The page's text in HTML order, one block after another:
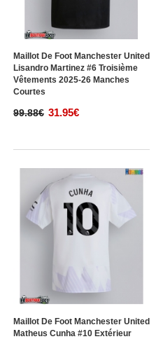
Maillot De Foot Manchester United
Lisandro Martinez #6 Troisième
Vêtements 2025-26 Manches
Courtes
99.88€ 31.95€
Maillot De Foot Manchester United
Matheus Cunha #10 Extérieur